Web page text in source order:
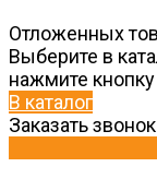
Отложенных
Выберите в
нажмите
В каталог
Заказать звонок